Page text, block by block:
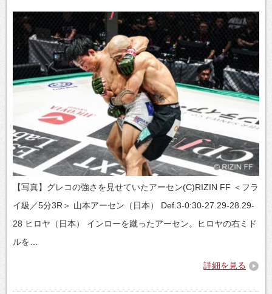
【写真】グレコの強さを見せていたアーセン(C)RIZIN FF ＜フラ
イ級／5分3R＞ 山本アーセン（日本） Def.3-0:30-27.29-28.29-
28 ヒロヤ（日本） インローを蹴ったアーセン。ヒロヤの右ミド
ルを…
詳細を見る